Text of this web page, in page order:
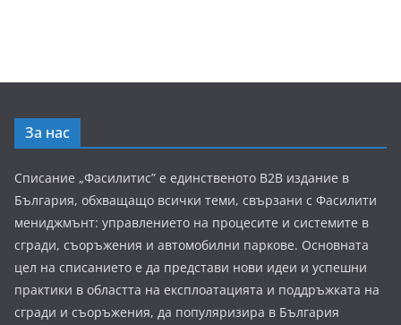
За нас
Списание „Фасилитис” е единственото B2B издание в
България, обхващащо всички теми, свързани с Фасилити
мениджмънт: управлението на процесите и системите в
сгради, съоръжения и автомобилни паркове. Основната
цел на списанието е да представи нови идеи и успешни
практики в областта на експлоатацията и поддръжката на
сгради и съоръжения, да популяризира в България